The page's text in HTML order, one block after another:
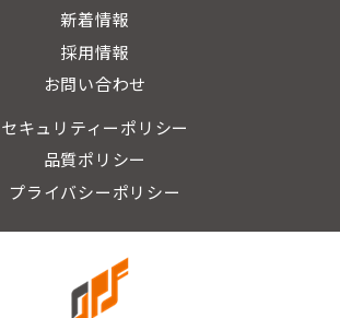
新着情報
採用情報
お問い合わせ
セキュリティーポリシー
品質ポリシー
プライバシーポリシー